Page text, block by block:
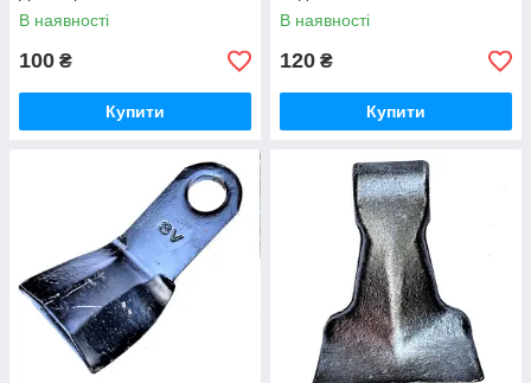
В наявності
100 ₴
Купити
(Eurozappa)
В наявності
120 ₴
Купити